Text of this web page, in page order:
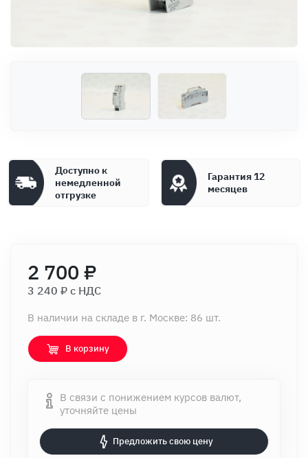
Доступно к
немедленной
отгрузке
Гарантия 12
месяцев
2 700 ₽
3 240 ₽ c НДС
В наличии на складе в г. Москве: 86 шт.
В корзину
В связи с понижением курсов валют,
уточняйте цены
Предложить свою цену